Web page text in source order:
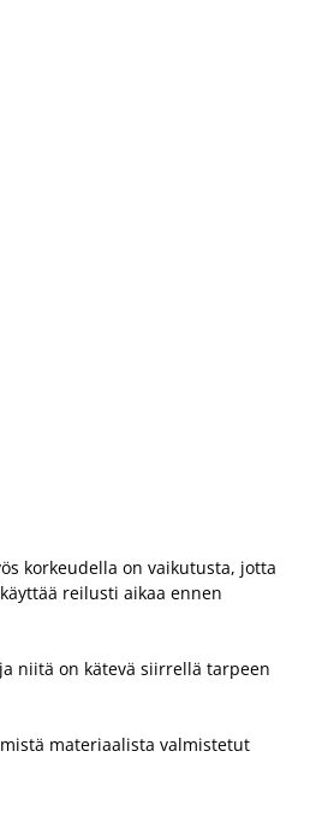
korkeudella on vaikutusta, jotta
reilusti aikaa ennen
niitä on kätevä siirrellä tarpeen
materiaalista valmistetut